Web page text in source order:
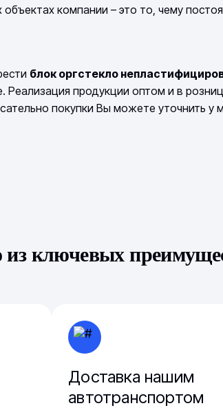
компании – это то, чему
блок оргстекло
Реализация продукции оптом и в
покупки Вы можете уточнить у
ключевых
Доставка нашим
автотранспортом